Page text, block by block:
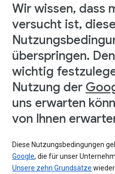
Wir wissen, dass
versucht ist, diese
überspringen.
wichtig
Nutzung der
uns erwarten
von Ihnen
Diese Nutzungsbedingungen
Google, die für unser
Unsere zehn Grundsätze